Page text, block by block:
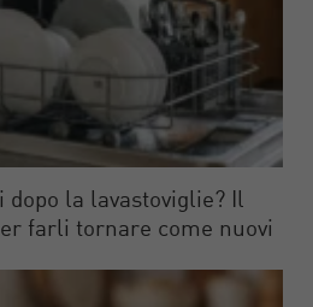
dopo la lavastoviglie? Il
farli tornare come nuovi